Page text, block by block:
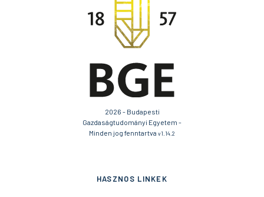
2026 - Budapesti
Gazdaságtudományi Egyetem -
Minden jog fenntartva v1.14.2
HASZNOS LINKEK